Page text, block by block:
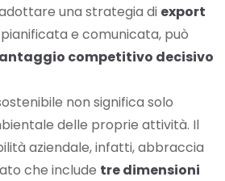
una strategia di export
e comunicata, può
competitivo decisivo
non significa solo
delle proprie attività. Il
aziendale, infatti, abbraccia
che include tre dimensioni